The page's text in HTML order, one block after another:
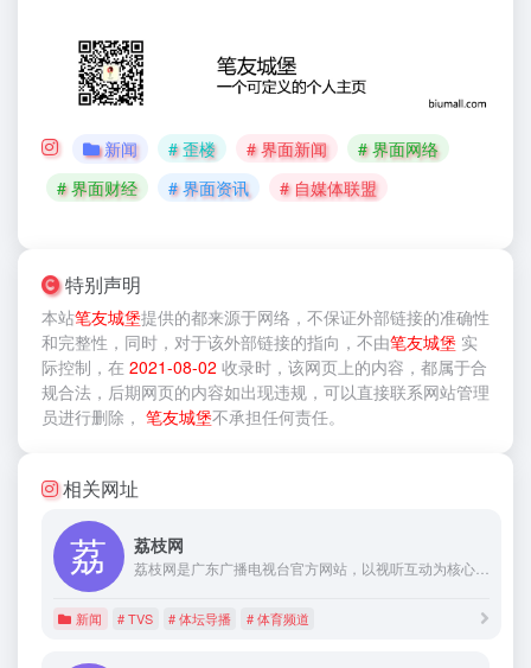
新闻 # 歪楼 # 界面新闻
# 界面网络
# 界面财经
# 界面资讯 # 自媒体联盟
特别声明
本站笔友城堡提供的都来源于网络，不保证外部链接的准确性
和完整性，同时，对于该外部链接的指向，不由笔友城堡 实
际控制，在 2021-08-02 收录时，该网页上的内容，都属于合
规合法，后期网页的内容如出现违规，可以直接联系网站管理
员进行删除， 笔友城堡不承担任何责任。
相关网址
荔枝网
荔枝网是广东广播电视台官方网站，以视听互动为核心，融地域特色于其中，倾力打造最具广东特色的官方视频网站。荔枝网提供24小时电视和广播直播、新闻服务、电子节目表、栏目视频点播等服务。
新闻 # TVS # 体坛导播 # 体育频道